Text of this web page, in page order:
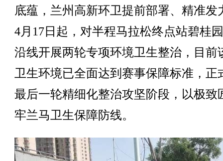
底蕴，兰州高新环卫提前部署、精准发
4月17日起，对半程马拉松终点站碧桂
沿线开展两轮专项环境卫生整治，目前
卫生环境已全面达到赛事保障标准，正
最后一轮精细化整治攻坚阶段，以极致
牢兰马卫生保障防线。